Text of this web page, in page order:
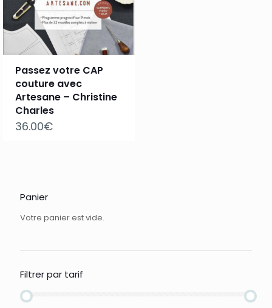
Passez votre CAP
couture avec
Artesane – Christine
Charles
36.00€
Panier
Votre panier est vide.
Filtrer par tarif